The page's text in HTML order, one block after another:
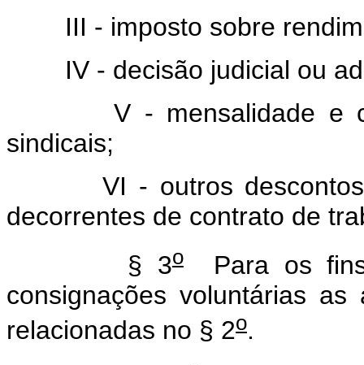
III - imposto sobre
IV - decisão judicial ou
V - mensalidade e
sindicais;
VI - outros descontos
decorrentes de contrato de
§ 3oPara os fins
consignações voluntárias
relacionadas no § 2o.